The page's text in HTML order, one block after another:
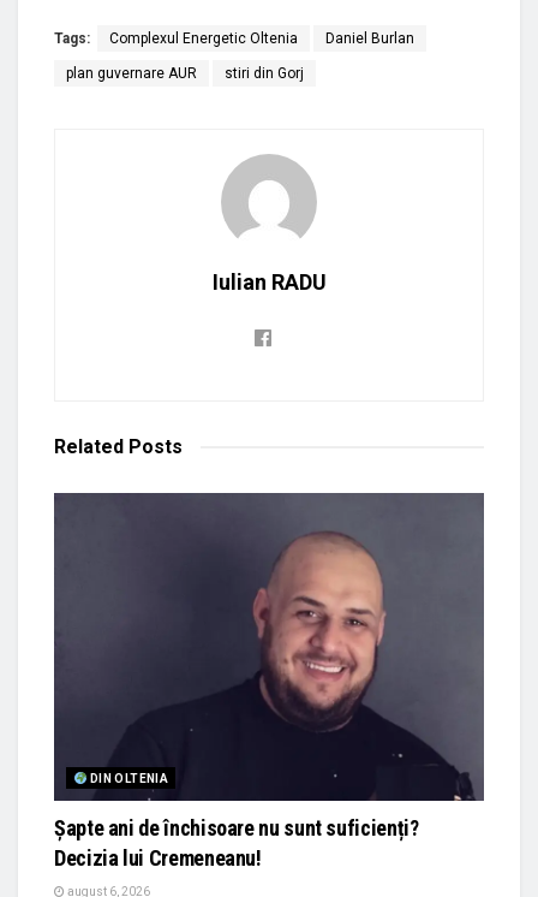
Tags: Complexul Energetic Oltenia Daniel Burlan
plan guvernare AUR stiri din Gorj
Iulian RADU
Related Posts
DIN OLTENIA
Șapte ani de închisoare nu sunt suficienți?
Decizia lui Cremeneanu!
august 6, 2026